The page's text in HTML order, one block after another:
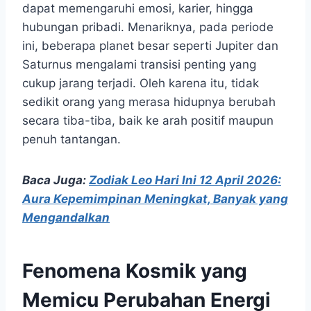
dapat memengaruhi emosi, karier, hingga
hubungan pribadi. Menariknya, pada periode
ini, beberapa planet besar seperti Jupiter dan
Saturnus mengalami transisi penting yang
cukup jarang terjadi. Oleh karena itu, tidak
sedikit orang yang merasa hidupnya berubah
secara tiba-tiba, baik ke arah positif maupun
penuh tantangan.
Baca Juga: Zodiak Leo Hari Ini 12 April 2026:
Aura Kepemimpinan Meningkat, Banyak yang
Mengandalkan
Fenomena Kosmik yang
Memicu Perubahan Energi